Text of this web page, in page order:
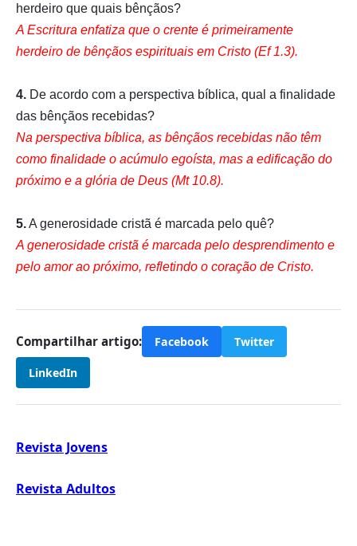
herdeiro que quais bênçãos?
A Escritura enfatiza que o crente é primeiramente
herdeiro de bênçãos espirituais em Cristo (Ef 1.3).
4. De acordo com a perspectiva bíblica, qual a finalidade
das bênçãos recebidas?
Na perspectiva bíblica, as bênçãos recebidas não têm
como finalidade o acúmulo egoísta, mas a edificação do
próximo e a glória de Deus (Mt 10.8).
5.A generosidade cristã é marcada pelo quê?
A generosidade cristã é marcada pelo desprendimento e
pelo amor ao próximo, refletindo o coração de Cristo.
Compartilhar artigo: Facebook Twitter
LinkedIn
Revista Jovens
Revista Adultos